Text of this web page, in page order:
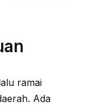
ramai
Ada